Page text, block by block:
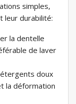
simples,
leur durabilité:
la dentelle
de laver
doux
la déformation